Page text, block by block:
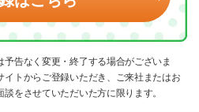
告なく変更・終了する場合がございま
トからご登録いただき、ご来社またはお
をさせていただいた方に限ります。